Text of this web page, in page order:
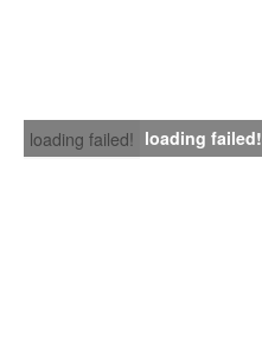
loading failed! loading failed!